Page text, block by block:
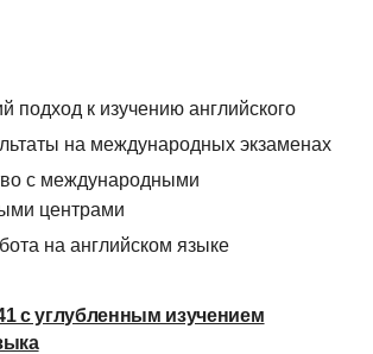
подход к изучению английского
на международных экзаменах
с международными
центрами
на английском языке
с углубленным изучением